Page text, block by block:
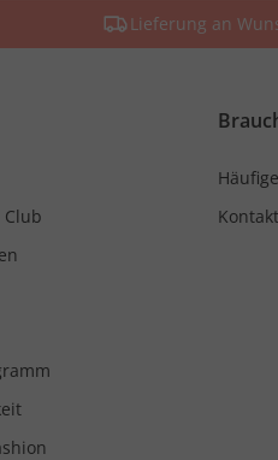
Lieferung an
Club
Kontakt